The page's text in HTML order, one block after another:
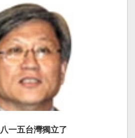
一五台灣獨立了